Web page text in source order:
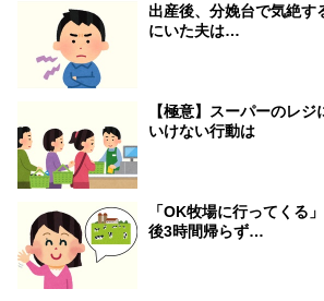
出産後、分娩台で気絶す
にいた夫は…
【極意】スーパーのレ
いけない行動は
「OK牧場に行ってくる
後3時間帰らず…